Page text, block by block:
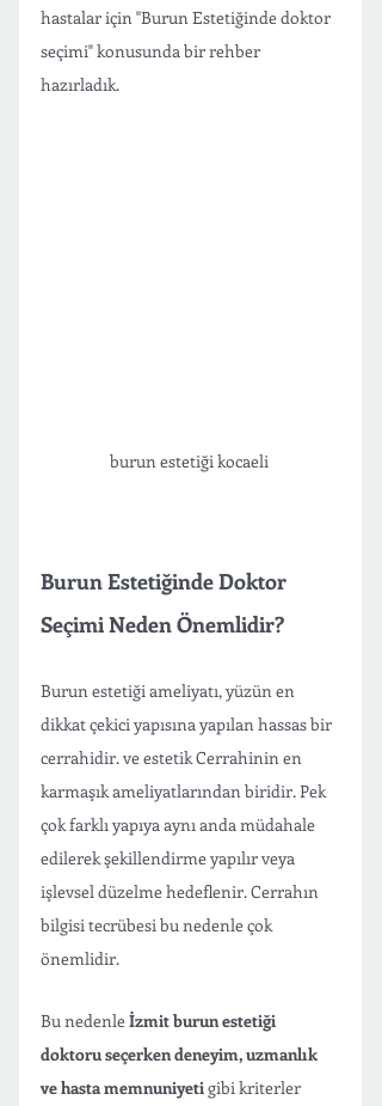
hastalar için "Burun Estetiğinde doktor
seçimi" konusunda bir rehber
hazırladık.
burun estetiği kocaeli
Burun Estetiğinde Doktor
Seçimi Neden Önemlidir?
Burun estetiği ameliyatı, yüzün en
dikkat çekici yapısına yapılan hassas bir
cerrahidir. ve estetik Cerrahinin en
karmaşık ameliyatlarından biridir. Pek
çok farklı yapıya aynı anda müdahale
edilerek şekillendirme yapılır veya
işlevsel düzelme hedeflenir. Cerrahın
bilgisi tecrübesi bu nedenle çok
önemlidir.
Bu nedenle İzmit burun estetiği
doktoru seçerken deneyim, uzmanlık
ve hasta memnuniyeti gibi kriterler